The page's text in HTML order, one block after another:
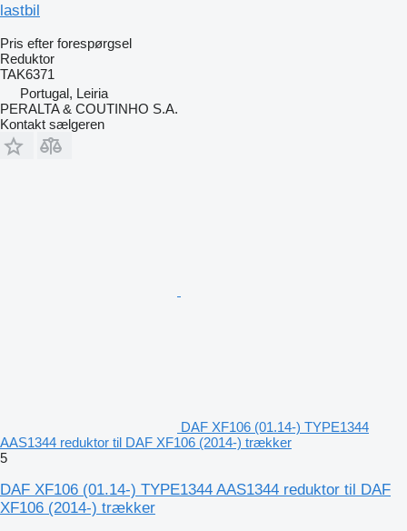
lastbil
Pris efter forespørgsel
Reduktor
TAK6371
Portugal, Leiria
PERALTA & COUTINHO S.A.
Kontakt sælgeren
DAF XF106 (01.14-) TYPE1344
AAS1344 reduktor til DAF XF106 (2014-) trækker
5
DAF XF106 (01.14-) TYPE1344 AAS1344 reduktor til DAF
XF106 (2014-) trækker